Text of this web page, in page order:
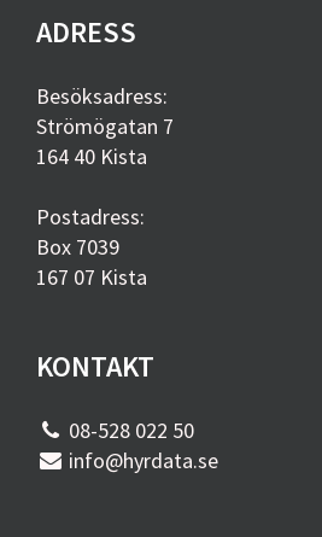
ADRESS
Besöksadress:
Strömögatan 7
164 40 Kista
Postadress:
Box 7039
167 07 Kista
KONTAKT
08-528 022 50
info@hyrdata.se